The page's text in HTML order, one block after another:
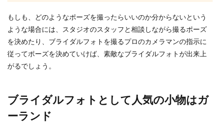
単おすすめヘアアレンジ
結婚式や二次会にゲストとして参列するときの髪
型は、結婚式らしく華やかにするなら美容室に行
ってプロにお...
もしも、どのようなポーズを撮ったらいいのか分からないという
ような場合には、スタジオのスタッフと相談しながら撮るポーズ
を決めたり、ブライダルフォトを撮るプロのカメラマンの指示に
従ってポーズを決めていけば、素敵なブライダルフォトが出来上
がるでしょう。
ブライダルフォトとして人気の小物はガ
ーランド